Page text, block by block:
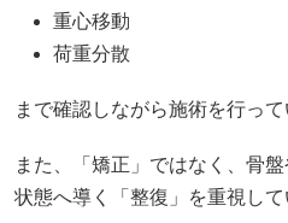
重心移動
荷重分散
まで確認しながら施術を行って
また、「矯正」ではなく、骨
状態へ導く「整復」を重視して